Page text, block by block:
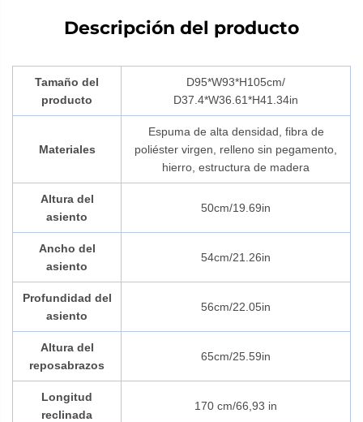
Descripción del producto
Tamaño del
producto
D95*W93*H105cm/
D37.4*W36.61*H41.34in
Materiales
Espuma de alta densidad, fibra de
poliéster virgen, relleno sin pegamento,
hierro, estructura de madera
Altura del
asiento
50cm/19.69in
Ancho del
asiento
54cm/21.26in
Profundidad del
asiento
56cm/22.05in
Altura del
reposabrazos
65cm/25.59in
Longitud
reclinada
170 cm/66,93 in